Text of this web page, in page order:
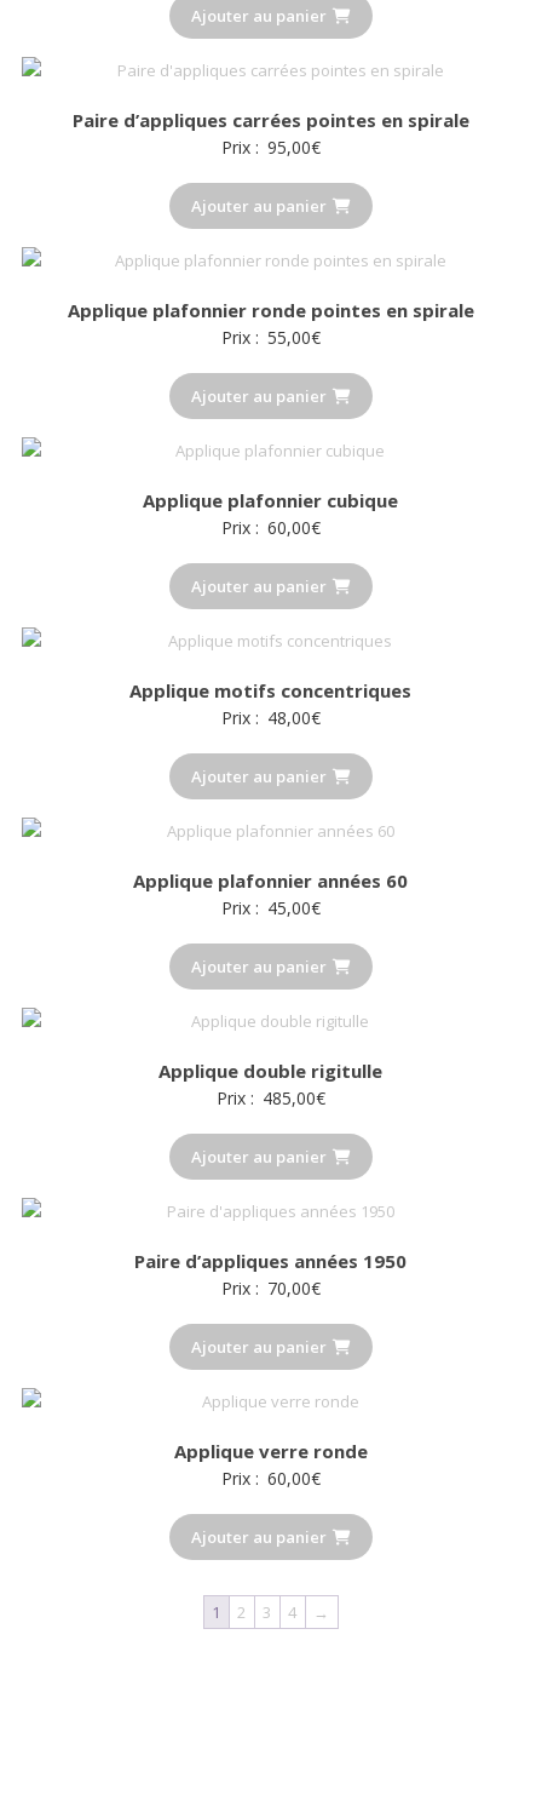
Ajouter au panier
Paire d’appliques carrées pointes en spirale
Prix : 95,00€
Ajouter au panier
Applique plafonnier ronde pointes en spirale
Prix : 55,00€
Ajouter au panier
Applique plafonnier cubique
Prix : 60,00€
Ajouter au panier
Applique motifs concentriques
Prix : 48,00€
Ajouter au panier
Applique plafonnier années 60
Prix : 45,00€
Ajouter au panier
Applique double rigitulle
Prix : 485,00€
Ajouter au panier
Paire d’appliques années 1950
Prix : 70,00€
Ajouter au panier
Applique verre ronde
Prix : 60,00€
Ajouter au panier
1 2 3 4 →